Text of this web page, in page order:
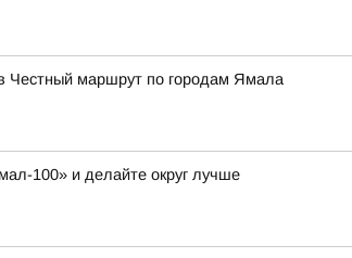
Честный маршрут по городам Ямала
100» и делайте округ лучше